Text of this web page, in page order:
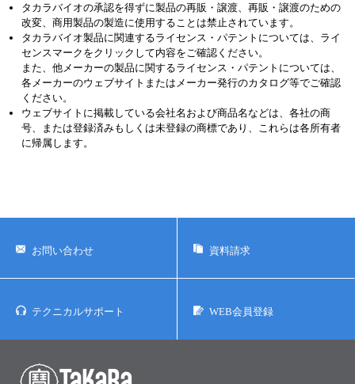
タカラバイオの承認を得ずに製品の再販・譲渡、再販・譲渡のための
改変、商用製品の製造に使用することは禁止されています。
タカラバイオ製品に関連するライセンス・パテントについては、ライ
センスマークをクリックして内容をご確認ください。
また、他メーカーの製品に関するライセンス・パテントについては、
各メーカーのウェブサイトまたはメーカー発行のカタログ等でご確認
ください。
ウェブサイトに掲載している会社名および商品名などは、各社の商
号、または登録済みもしくは未登録の商標であり、これらは各所有者
に帰属します。
お問い合わせ 資料請求
テクニカルサポート WEB会員登録